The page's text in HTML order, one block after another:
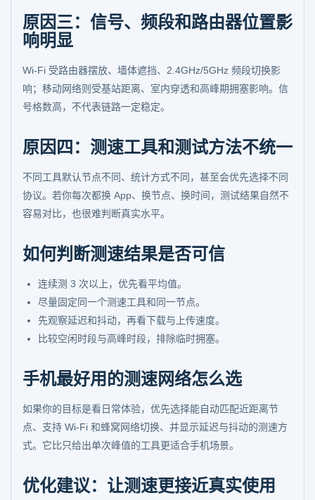
原因三：信号、频段和路由器位置影
响明显
Wi-Fi 受路由器摆放、墙体遮挡、2.4GHz/5GHz 频段切换影
响；移动网络则受基站距离、室内穿透和高峰期拥塞影响。信
号格数高，不代表链路一定稳定。
原因四：测速工具和测试方法不统一
不同工具默认节点不同、统计方式不同，甚至会优先选择不同
协议。若你每次都换 App、换节点、换时间，测试结果自然不
容易对比，也很难判断真实水平。
如何判断测速结果是否可信
连续测 3 次以上，优先看平均值。
尽量固定同一个测速工具和同一节点。
先观察延迟和抖动，再看下载与上传速度。
比较空闲时段与高峰时段，排除临时拥塞。
手机最好用的测速网络怎么选
如果你的目标是看日常体验，优先选择能自动匹配近距离节
点、支持 Wi-Fi 和蜂窝网络切换、并显示延迟与抖动的测速方
式。它比只给出单次峰值的工具更适合手机场景。
优化建议：让测速更接近真实使用